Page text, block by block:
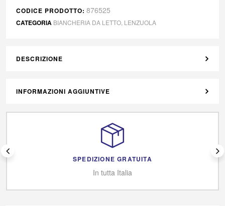
CODICE PRODOTTO: 876525
CATEGORIA BIANCHERIA DA LETTO LENZUOLA
DESCRIZIONE
INFORMAZIONI AGGIUNTIVE
SPEDIZIONE GRATUITA
In tutta Italia